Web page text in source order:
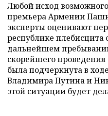
Любой исход
премьера Армении
эксперты оценивают
республике плебисцита
дальнейшем
скорейшего
была подчеркнута в
Владимира Путина и
этой ситуации будет